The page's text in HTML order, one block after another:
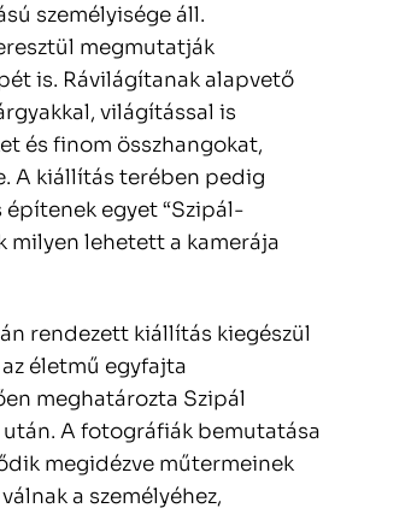
személyisége áll.
megmutatják
is. Rávilágítanak alapvető
világítással is
és finom összhangokat,
A kiállítás terében pedig
egyet “Szipál-
milyen lehetett a kamerája
rendezett kiállítás kiegészül
életmű egyfajta
meghatározta Szipál
A fotográfiák bemutatása
megidézve műtermeinek
a személyéhez,